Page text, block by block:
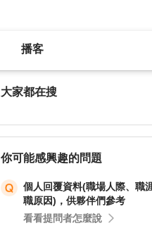
播客
大家都在搜
你可能感興趣的問題
個人回覆資料(職場人際、職
職原因)，供夥伴們參考
看看提問者怎麼說